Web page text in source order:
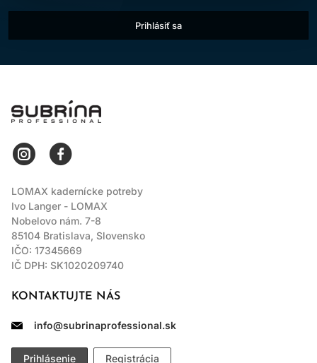
Prihlásiť sa
LOMAX
LOMAX kadernícke potreby
Ivo Langer - LOMAX
Nobelovo nám. 7-8
85104 Bratislava, Slovensko
IČO: 17345669
IČ DPH: SK1020209740
KONTAKTUJTE NÁS
info@subrinaprofessional.sk
Prihlásenie Registrácia